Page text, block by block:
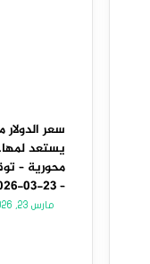
سعر الدولار
يستعد
محورية –
– 23-03-2026
مارس 23, 2026